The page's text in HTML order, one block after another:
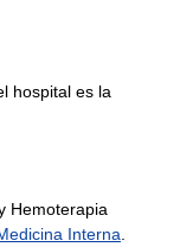
hospital es la
Hemoterapia
Interna